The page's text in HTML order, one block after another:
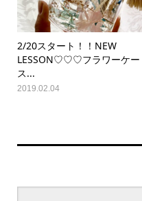
2/20スタート！！NEW
LESSON♡♡♡フラワーケー
ス...
2019.02.04